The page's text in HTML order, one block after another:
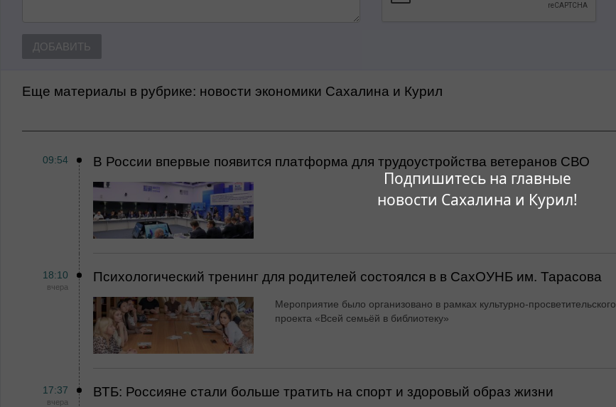
Подпишитесь на главные
новости Сахалина и Курил!
ДОБАВИТЬ
Еще материалы в рубрике: Новости экономики Сахалина и Курил
09:54 В России впервые появится платформа для трудоустройства ветеранов СВО
18:10
вчера
Психологический тренинг для родителей состоялся в в СахОУНБ им. Тарасова
Мероприятие было организовано в рамках культурно-просветительского
проекта «Всей семьёй в библиотеку»
17:37
вчера
ВТБ: Россияне стали больше тратить на спорт и здоровый образ жизни